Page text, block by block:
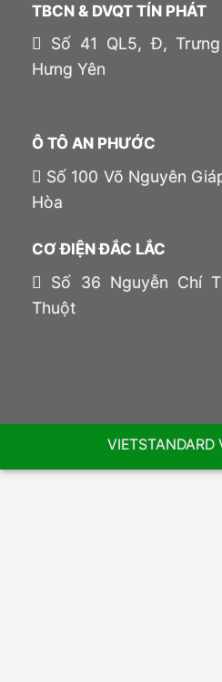
TBCN & DVQT TÍN PHÁT
Số 41 QL5, Đ,
Hưng Yên
Ô TÔ AN PHƯỚC
Số 100 Võ Nguyên
Hòa
CƠ ĐIỆN ĐẮC LẮC
Số 36 Nguyễn Chí
Thuột
VIETSTANDARD